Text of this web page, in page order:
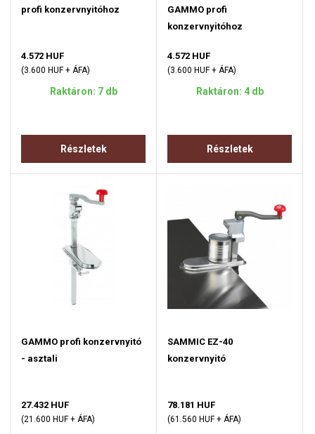
profi konzervnyitóhoz
4.572 HUF
(3.600 HUF + ÁFA)
Raktáron: 7 db
Részletek
GAMMO profi
konzervnyitóhoz
4.572 HUF
(3.600 HUF + ÁFA)
Raktáron: 4 db
Részletek
GAMMO profi konzervnyitó
- asztali
27.432 HUF
(21.600 HUF + ÁFA)
SAMMIC EZ-40
konzervnyitó
78.181 HUF
(61.560 HUF + ÁFA)